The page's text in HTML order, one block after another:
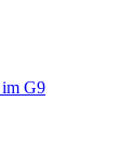
im G9